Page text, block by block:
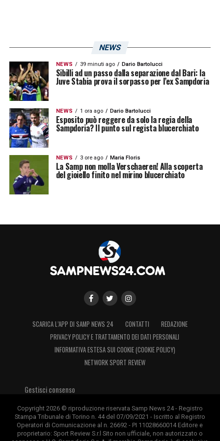
NEWS
NEWS 39 minuti ago Dario Bartolucci
Sibilli ad un passo dalla separazione dal Bari: la
Juve Stabia prova il sorpasso per l’ex Sampdoria
NEWS 1 ora ago Dario Bartolucci
Esposito può reggere da solo la regia della
Sampdoria? Il punto sul regista blucerchiato
NEWS 3 ore ago Maria Floris
La Samp non molla Verschaeren! Alla scoperta
del gioiello finito nel mirino blucerchiato
SCARICA L’APP DI SAMP NEWS 24 CONTATTI
REDAZIONE
PRIVACY POLICY E TRATTAMENTO DEI DATI PERSONALI
INFORMATIVA ESTESA SUI COOKIE (COOKIE POLICY)
NETWORK SPORT REVIEW
Gestisci consenso
Copyright 2026 © riproduzione riservata Samp News 24 - Registro
Stampa Tribunale di Torino n. 44 del 07/09/2021 - Iscritto al Registro
Operatori di Comunicazione al n. 26692 - PI 11028660014 Editore e
proprietario: Sport Review S.r.l Sito non ufficiale, non autorizzato o